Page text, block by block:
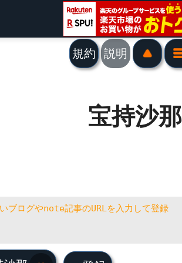
規約 説明
宝持沙那